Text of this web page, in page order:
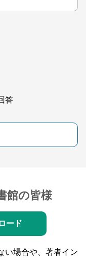
答
館の皆様
ード
い場合や、著者イン